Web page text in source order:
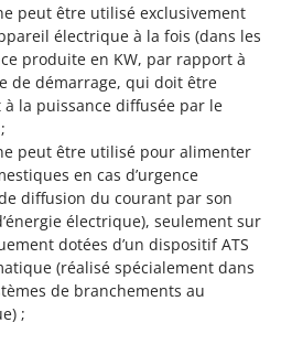
peut être utilisé exclusivement
électrique à la fois (dans les
produite en KW, par rapport à
de démarrage, qui doit être
la puissance diffusée par le
peut être utilisé pour alimenter
en cas d’urgence
diffusion du courant par son
électrique), seulement sur
dotées d’un dispositif ATS
(réalisé spécialement dans
de branchements au
;